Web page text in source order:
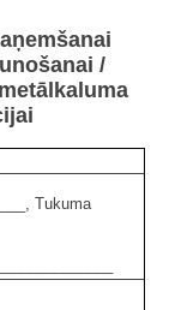
/
Tukuma